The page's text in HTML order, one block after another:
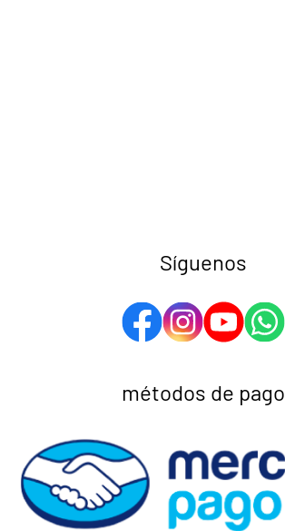
Síguenos
métodos de pago